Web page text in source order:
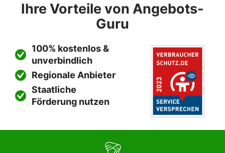
Ihre Vorteile von Angebots-
Guru
100% kostenlos &
unverbindlich
Regionale Anbieter
Staatliche
Förderung nutzen